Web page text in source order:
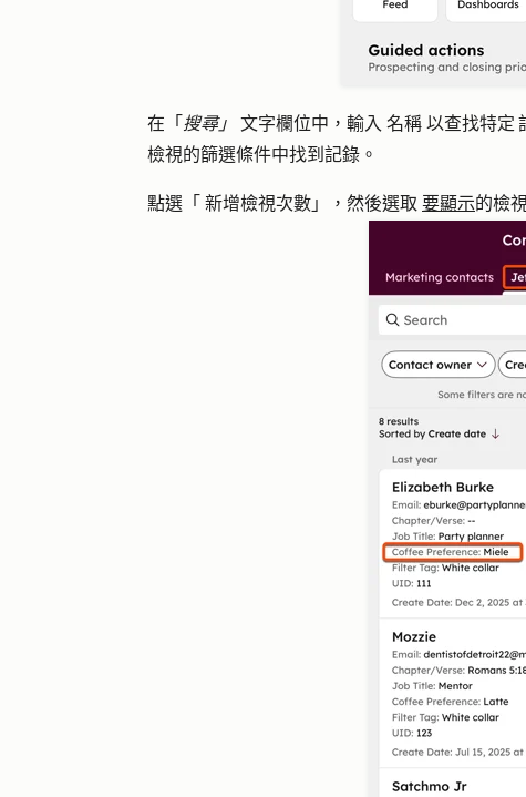
在「 搜尋」 文字欄位中，輸入 名稱 以查找特定
檢視的篩選條件中找到記錄。
點選「 新增檢視次數 」，然後選取 要顯示的檢